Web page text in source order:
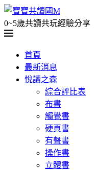
0~5歲共讀共玩經驗分享
首頁
最新消息
悅讀之森
綜合評比表
布書
觸覺書
硬頁書
有聲書
操作書
立體書